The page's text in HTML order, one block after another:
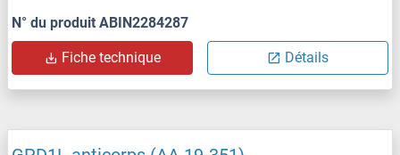
N° du produit ABIN2284287
Fiche technique Détails